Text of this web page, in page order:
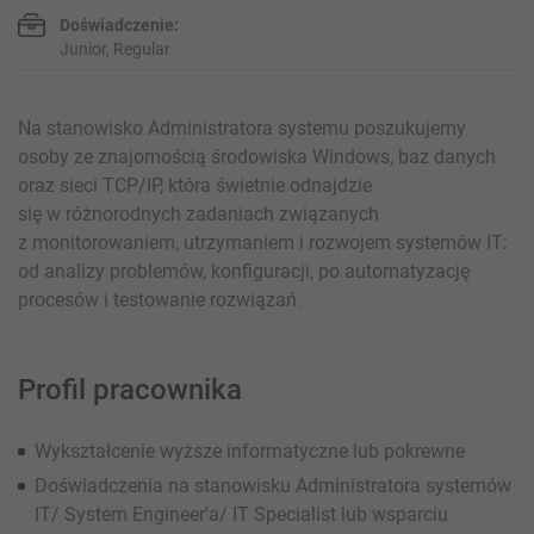
Doświadczenie:
Junior, Regular
Na stanowisko Administratora systemu poszukujemy
osoby ze znajomością środowiska Windows, baz danych
oraz sieci TCP/IP, która świetnie odnajdzie
się w różnorodnych zadaniach związanych
z monitorowaniem, utrzymaniem i rozwojem systemów IT:
od analizy problemów, konfiguracji, po automatyzację
procesów i testowanie rozwiązań.
Profil pracownika
Wykształcenie wyższe informatyczne lub pokrewne
Doświadczenia na stanowisku Administratora systemów
IT/ System Engineer'a/ IT Specialist lub wsparciu